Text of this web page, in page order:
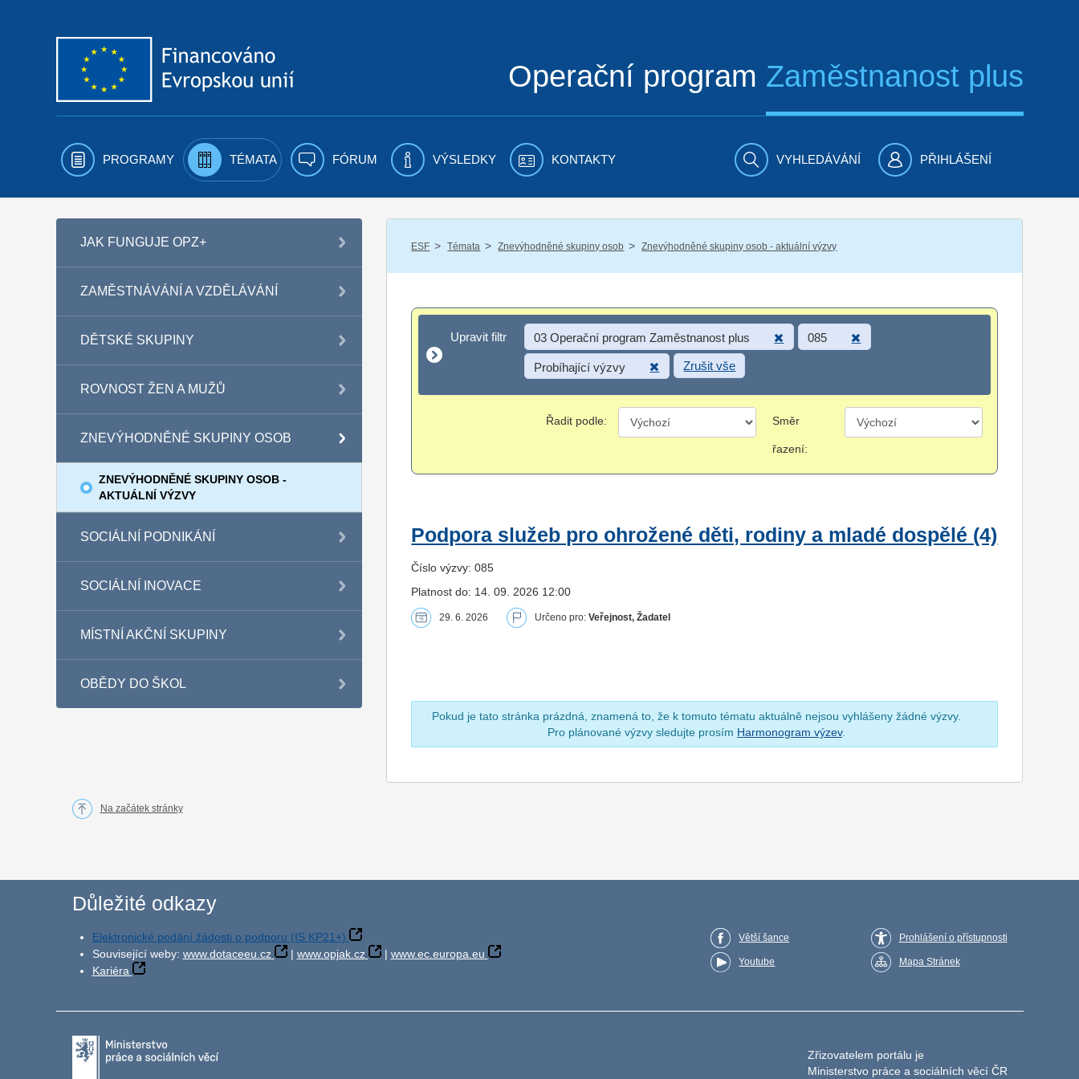
Operační program Zaměstnanost plus
PROGRAMY TÉMATA FÓRUM VÝSLEDKY KONTAKTY VYHLEDÁVÁNÍ PŘIHLÁŠENÍ
JAK FUNGUJE OPZ+
ZAMĚSTNÁVÁNÍ A VZDĚLÁVÁNÍ
DĚTSKÉ SKUPINY
ROVNOST ŽEN A MUŽŮ
ZNEVÝHODNĚNÉ SKUPINY OSOB
ZNEVÝHODNĚNÉ SKUPINY OSOB -
AKTUÁLNÍ VÝZVY
SOCIÁLNÍ PODNIKÁNÍ
SOCIÁLNÍ INOVACE
MÍSTNÍ AKČNÍ SKUPINY
OBĚDY DO ŠKOL
ESF / Témata / Znevýhodněné skupiny osob / Znevýhodněné skupiny osob - aktuální výzvy
Upravit filtr
Upravit filtr 03 Operační program Zaměstnanost plus 085
Probíhající výzvy Zrušit vše
Řadit podle: Směr
řazení:
Podpora služeb pro ohrožené děti, rodiny a mladé dospělé (4)
Číslo výzvy: 085
Platnost do: 14. 09. 2026 12:00
29. 6. 2026 Určeno pro:Veřejnost, Žadatel
Pokud je tato stránka prázdná, znamená to, že k tomuto tématu aktuálně nejsou vyhlášeny žádné výzvy.
Pro plánované výzvy sledujte prosím Harmonogram výzev.
Na začátek stránky
Důležité odkazy
Elektronické podání žádosti o podporu (IS KP21+)
Související weby: www.dotaceeu.cz | www.opjak.cz | www.ec.europa.eu
Kariéra
Větší šance
Youtube
Prohlášení o přístupnosti
Mapa Stránek
Zřizovatelem portálu je
Ministerstvo práce a sociálních věcí ČR